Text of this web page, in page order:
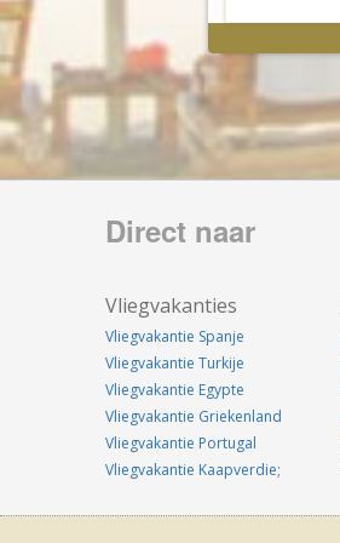
Direct naar
Vliegvakanties
Vliegvakantie Spanje
Vliegvakantie Turkije
Vliegvakantie Egypte
Vliegvakantie Griekenland
Vliegvakantie Portugal
Vliegvakantie Kaapverdie;